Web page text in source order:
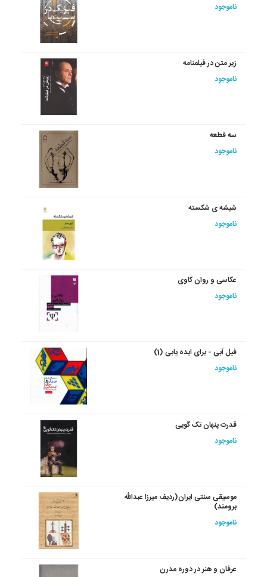
ناموجود
زیر متن در فیلمنامه
ناموجود
سه قطعه
ناموجود
شیشه ی شکسته
ناموجود
عکاسی و روان کاوی
ناموجود
فیل آبی - برای ایده یابی (1)
ناموجود
قدرت پنهان تک گویی
ناموجود
موسیقی سنتی ایران(ردیف میرزا عبدالله
برومند)
ناموجود
عرفان و هنر در دوره مدرن